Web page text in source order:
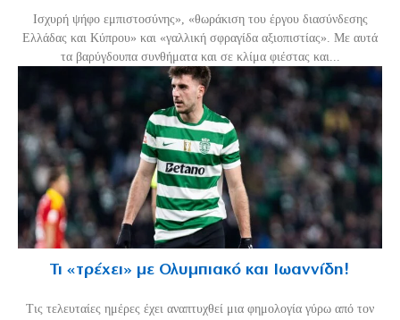
Ισχυρή ψήφο εμπιστοσύνης», «θωράκιση του έργου διασύνδεσης
Ελλάδας και Κύπρου» και «γαλλική σφραγίδα αξιοπιστίας». Με αυτά
τα βαρύγδουπα συνθήματα και σε κλίμα φιέστας και...
Τι «τρέχει» με Ολυμπιακό και Ιωαννίδη!
Τις τελευταίες ημέρες έχει αναπτυχθεί μια φημολογία γύρω από τον